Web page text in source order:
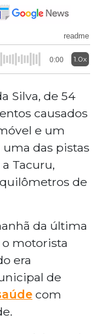
readme
0:00 1.0x
Silva, de 54
causados
e um
das pistas
Tacuru,
de
da última
o motorista
era
de
com